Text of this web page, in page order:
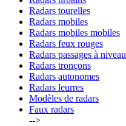
Radars tourelles
Radars mobiles
Radars mobiles mobiles
Radars feux rouges
Radars passages à niveau
Radars tronçons
Radars autonomes
Radars leurres
Modèles de radars
Faux radars
-->